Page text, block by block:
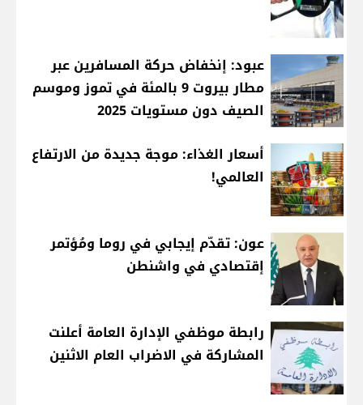
عبود: إنخفاض حركة المسافرين عبر
مطار بيروت 9 بالمئة في تموز وموسم
الصيف دون مستويات 2025
أسعار الغذاء: موجة جديدة من الارتفاع
العالمي!
عون: تقدّم إيجابي في روما ومُؤتمر
إقتصادي في واشنطن
رابطة موظفي الإدارة العامة أعلنت
المشاركة في الاضراب العام الاثنين